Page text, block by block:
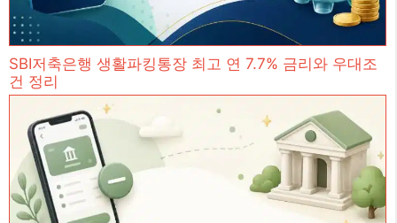
SBI저축은행 생활파킹통장 최고 연 7.7% 금리와 우대조
건 정리